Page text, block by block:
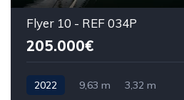
Flyer 10 - REF 034P
205.000€
2022 9,63 m 3,32 m